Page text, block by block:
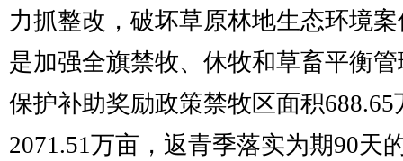
力抓整改，破坏草原林地生态环境
是加强全旗禁牧、休牧和草畜平衡
保护补助奖励政策禁牧区面积
2071.51万亩，返青季落实为期90天